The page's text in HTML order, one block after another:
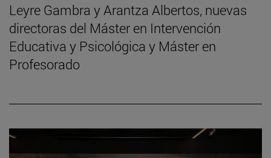
Leyre Gambra y Arantza Albertos, nuevas
directoras del Máster en Intervención
Educativa y Psicológica y Máster en
Profesorado